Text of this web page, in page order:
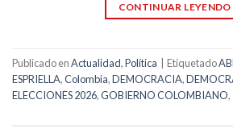
CONTINUAR LEYENDO
Publicado enActualidad,Política Etiquetado
ESPRIELLA,Colombia,DEMOCRACIA,
ELECCIONES 2026,GOBIERNO COLOMBIANO,